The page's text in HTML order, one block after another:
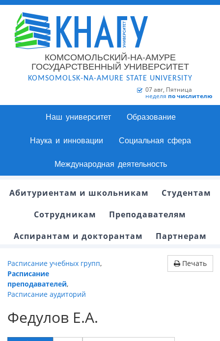
КОМСОМОЛЬСКИЙ-НА-АМУРЕ
ГОСУДАРСТВЕННЫЙ УНИВЕРСИТЕТ
KOMSOMOLSK-NA-AMURE STATE UNIVERSITY
07 авг, Пятница
неделя по числителю
Наш университет Образование
Наука и инновации Социальная сфера
Международная деятельность
Абитуриентам и школьникам
Студентам
Сотрудникам
Преподавателям
Аспирантам и докторантам
Партнерам
Расписание учебных групп,
Расписание
преподавателей,
Расписание аудиторий
Печать
Федулов Е.А.